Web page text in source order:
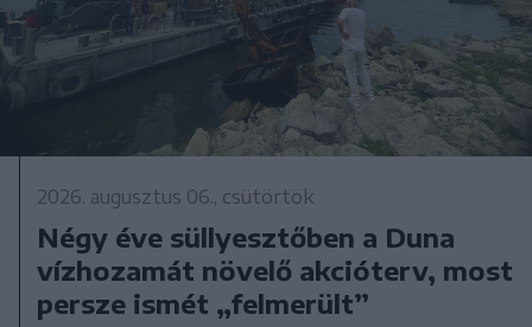
2026. augusztus 06., csütörtök
Négy éve süllyesztőben a Duna
vízhozamát növelő akcióterv, most
persze ismét „felmerült”